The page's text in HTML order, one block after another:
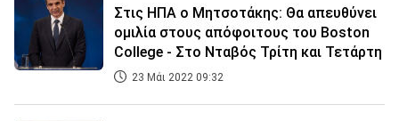
Στις ΗΠΑ ο Μητσοτάκης: Θα απευθύνει
ομιλία στους απόφοιτους του Boston
College - Στο Νταβός Τρίτη και Τετάρτη
23 Μάι 2022 09:32